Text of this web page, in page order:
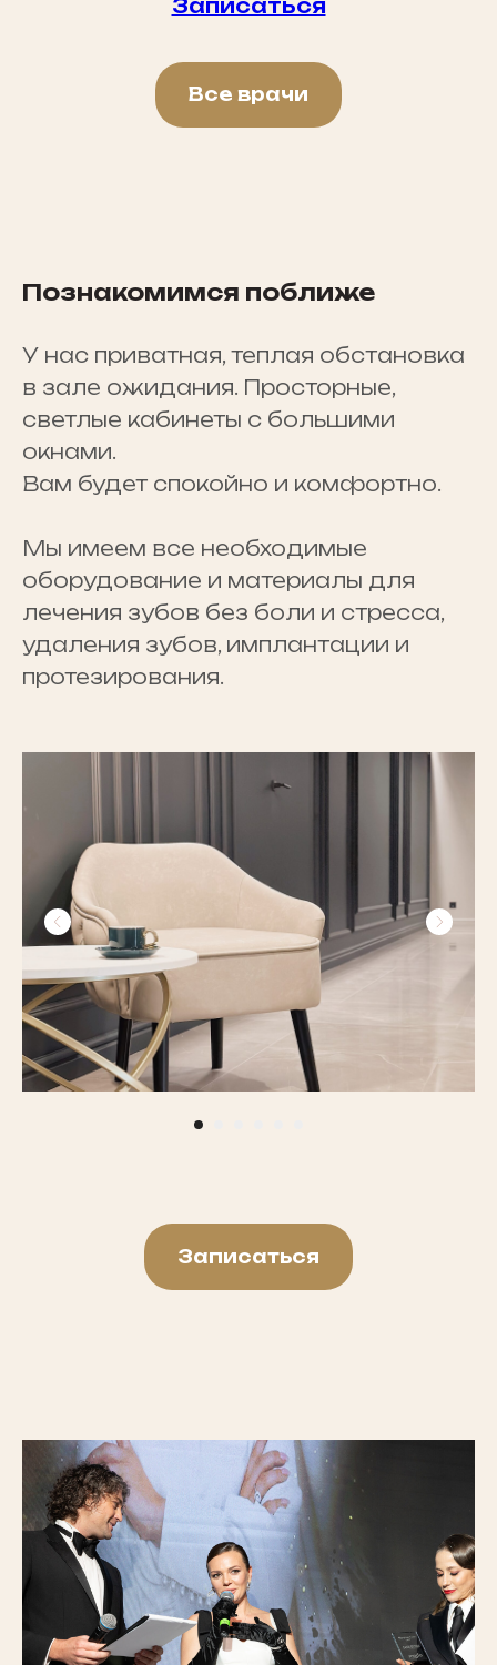
Записаться
Все врачи
Познакомимся поближе
У нас приватная, теплая обстановка
в зале ожидания. Просторные,
светлые кабинеты с большими
окнами.
Вам будет спокойно и комфортно.
Мы имеем все необходимые
оборудование и материалы для
лечения зубов без боли и стресса,
удаления зубов, имплантации и
протезирования.
Записаться